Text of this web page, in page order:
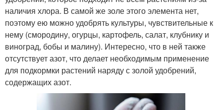
наличия хлора. В самой же золе этого элемента нет,
поэтому ею можно удобрять культуры, чувствительные к
нему (смородину, огурцы, картофель, салат, клубнику и
виноград, бобы и малину). Интересно, что в ней также
отсутствует азот, что делает необходимым применение
для подкормки растений наряду с золой удобрений,
содержащих азот.